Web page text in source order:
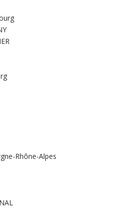
Rhône-Alpes